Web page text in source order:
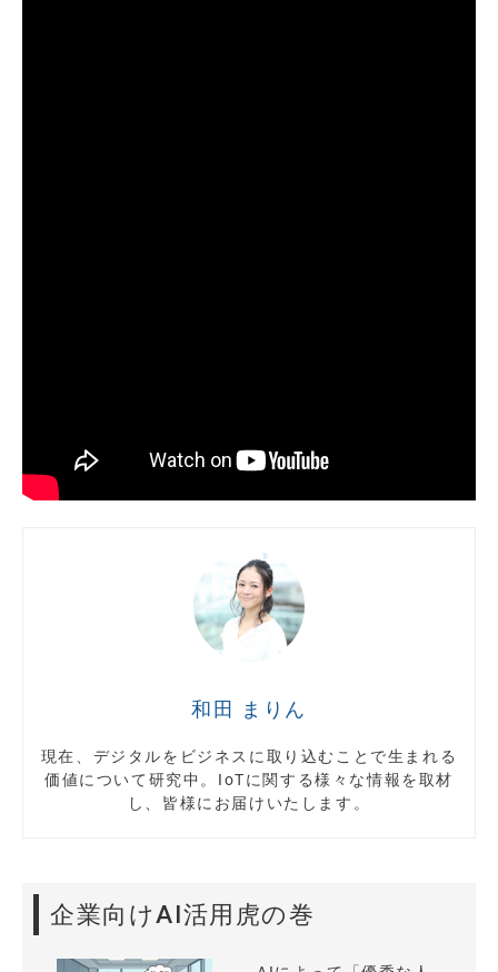
和田 まりん
現在、デジタルをビジネスに取り込むことで生まれる
価値について研究中。IoTに関する様々な情報を取材
し、皆様にお届けいたします。
企業向けAI活用虎の巻